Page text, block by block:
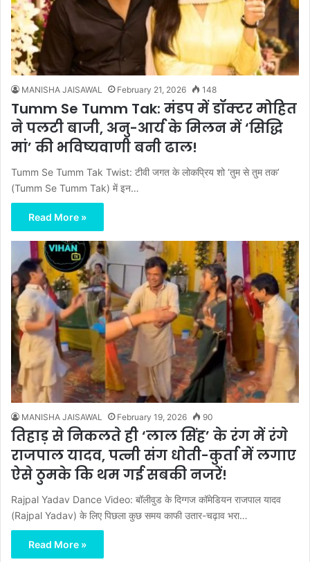
MANISHA JAISAWAL February 21, 2026 148
Tumm Se Tumm Tak: मंडप में डॉक्टर मोहित
ने पलटी बाजी, अनु-आर्य के मिलन में ‘सिद्धि
मां’ की भविष्यवाणी बनी ढाल!
Tumm Se Tumm Tak Twist: टीवी जगत के लोकप्रिय शो ‘तुम से तुम तक’
(Tumm Se Tumm Tak) में इन…
Read More »
MANISHA JAISAWAL February 19, 2026 90
तिहाड़ से निकलते ही ‘लाल सिंह’ के रंग में रंगे
राजपाल यादव, पत्नी संग धोती-कुर्ता में लगाए
ऐसे ठुमके कि थम गई सबकी नजरें!
Rajpal Yadav Dance Video: बॉलीवुड के दिग्गज कॉमेडियन राजपाल यादव
(Rajpal Yadav) के लिए पिछला कुछ समय काफी उतार-चढ़ाव भरा…
Read More »